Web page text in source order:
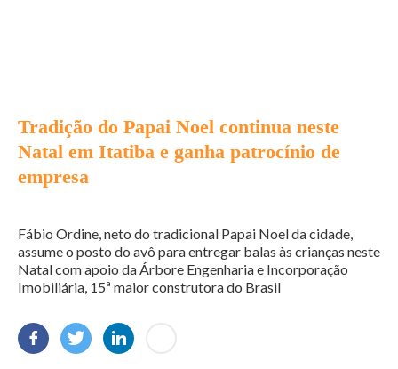
Tradição do Papai Noel continua neste
Natal em Itatiba e ganha patrocínio de
empresa
Fábio Ordine, neto do tradicional Papai Noel da cidade,
assume o posto do avô para entregar balas às crianças neste
Natal com apoio da Árbore Engenharia e Incorporação
Imobiliária, 15ª maior construtora do Brasil